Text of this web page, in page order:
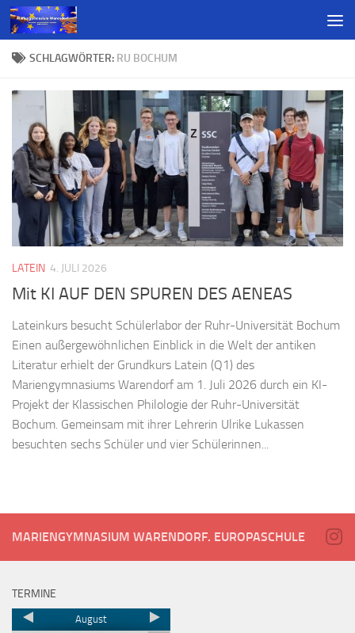
SCHLAGWÖRTER: RU BOCHUM
LATEIN 4. JULI 2026
Mit KI AUF DEN SPUREN DES AENEAS
Lateinkurs besucht Schülerlabor der Ruhr-Universität Bochum
Einen außergewöhnlichen Einblick in die Welt der antiken
Literatur erhielt der Grundkurs Latein (Q1) des
Mariengymnasiums Warendorf am 1. Juli 2026 durch ein KI-
Projekt der Klassischen Philologie der Ruhr-Universität
Bochum. Gemeinsam mit ihrer Lehrerin Ulrike Lukassen
besuchten sechs Schüler und vier Schülerinnen...
MARIENGYMNASIUM WARENDORF. EUROPASCHULE
TERMINE
August